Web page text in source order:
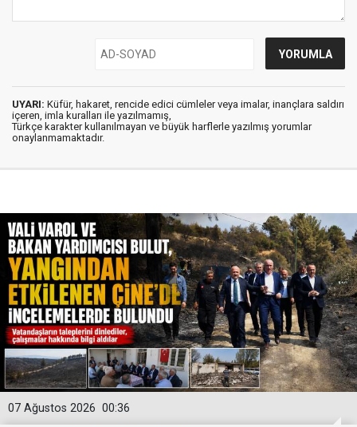
UYARI: Küfür, hakaret, rencide edici cümleler veya imalar, inançlara saldırı
içeren, imla kuralları ile yazılmamış,
Türkçe karakter kullanılmayan ve büyük harflerle yazılmış yorumlar
onaylanmamaktadır.
00:36
07 Ağustos 2026